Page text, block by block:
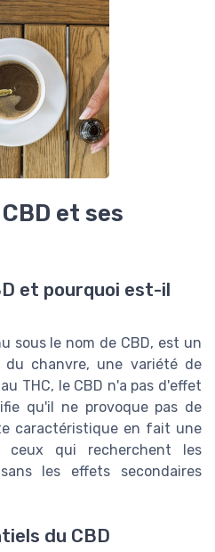
et ses
et pourquoi est-il
sous le nom de CBD, est un
chanvre, une variété de
THC, le CBD n'a pas d'effet
qu'il ne provoque pas de
caractéristique en fait une
ceux qui recherchent les
les effets secondaires
du CBD